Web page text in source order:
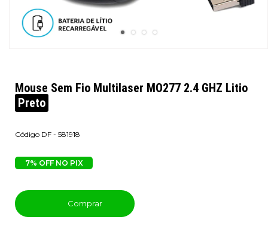
Mouse Sem Fio Multilaser MO277 2.4 GHZ Litio
Preto
DF - 581918
7% OFF NO PIX
Comprar